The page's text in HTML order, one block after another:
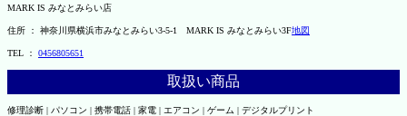
MARK IS みなとみらい店
住所 ： 神奈川県横浜市みなとみらい3-5-1 MARK IS みなとみらい3F地図
TEL ： 0456805651
取扱い商品
修理診断 | パソコン | 携帯電話 | 家電 | エアコン | ゲーム | デジタルプリント